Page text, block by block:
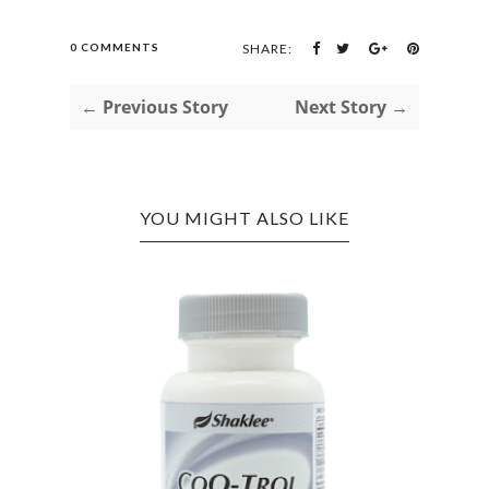
0 COMMENTS SHARE:
← Previous Story Next Story →
YOU MIGHT ALSO LIKE